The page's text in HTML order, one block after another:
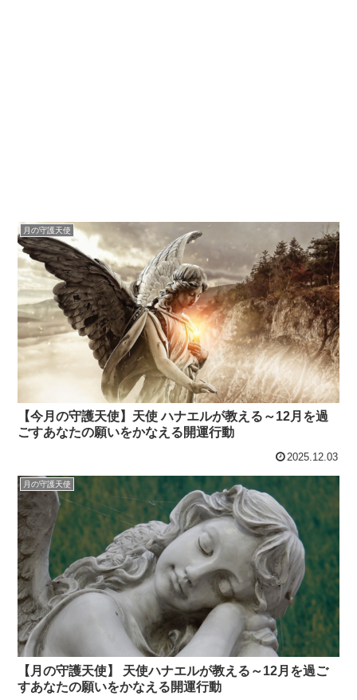
月の守護天使
【今月の守護天使】天使 ハナエルが教える～12月を過
ごすあなたの願いをかなえる開運行動
2025.12.03
月の守護天使
【月の守護天使】 天使ハナエルが教える～12月を過ご
すあなたの願いをかなえる開運行動